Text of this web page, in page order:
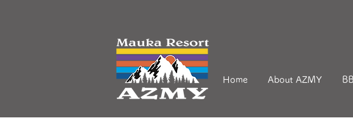
Home About AZMY